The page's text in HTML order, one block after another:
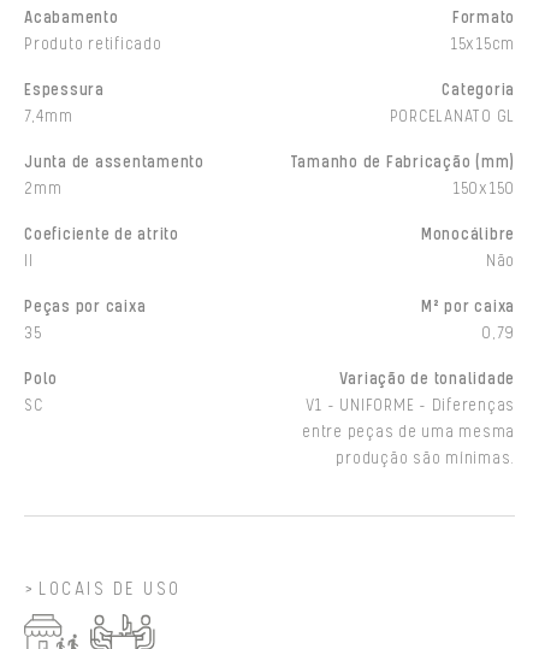
Acabamento
Produto retificado
Formato
15x15cm
Espessura
7,4mm
Categoria
PORCELANATO GL
Junta de assentamento
2mm
Tamanho de Fabricação (mm)
150x150
Coeficiente de atrito
Monocálibre
Não
Peças por caixa
35
M² por caixa
0,79
Polo
SC
Variação de tonalidade
V1 - UNIFORME - Diferenças
entre peças de uma mesma
produção são mínimas.
LOCAIS DE USO